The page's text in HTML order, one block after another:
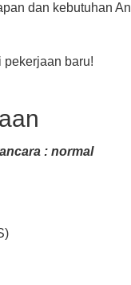
dan kebutuhan
pekerjaan baru!
: normal